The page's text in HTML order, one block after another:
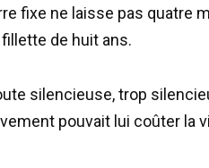
fixe ne laisse pas
fillette de huit ans.
silencieuse, trop
pouvait lui coûter la